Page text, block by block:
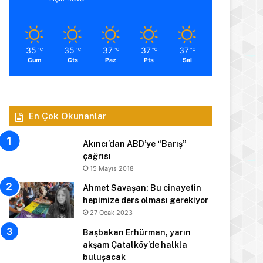
35 ℃
Cum
35 ℃
Cts
37 ℃
Paz
37 ℃
Pts
37 ℃
Sal
En Çok Okunanlar
Akıncı’dan ABD’ye “Barış”
çağrısı
15 Mayıs 2018
Ahmet Savaşan: Bu cinayetin
hepimize ders olması gerekiyor
27 Ocak 2023
Başbakan Erhürman, yarın
akşam Çatalköy’de halkla
buluşacak